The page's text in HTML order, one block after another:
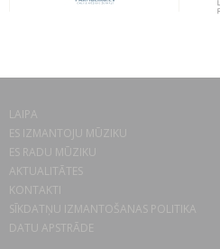
LAIPA
ES IZMANTOJU MŪZIKU
ES RADU MŪZIKU
AKTUALITĀTES
KONTAKTI
SĪKDATŅU IZMANTOŠANAS POLITIKA
DATU APSTRĀDE